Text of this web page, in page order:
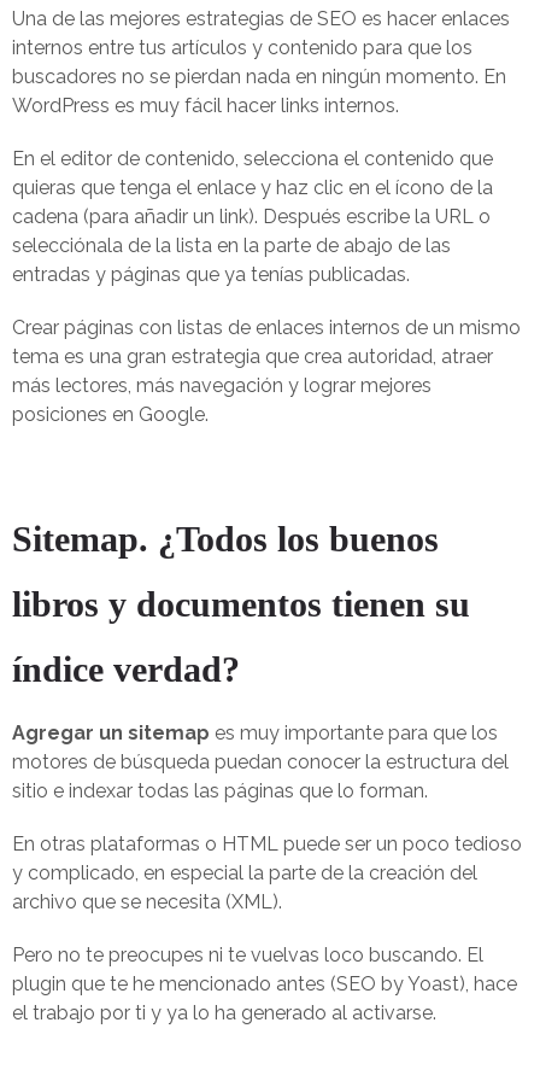
Una de las mejores estrategias de SEO es hacer enlaces
internos entre tus artículos y contenido para que los
buscadores no se pierdan nada en ningún momento. En
WordPress es muy fácil hacer links internos.
En el editor de contenido, selecciona el contenido que
quieras que tenga el enlace y haz clic en el ícono de la
cadena (para añadir un link). Después escribe la URL o
selecciónala de la lista en la parte de abajo de las
entradas y páginas que ya tenías publicadas.
Crear páginas con listas de enlaces internos de un mismo
tema es una gran estrategia que crea autoridad, atraer
más lectores, más navegación y lograr mejores
posiciones en Google.
Sitemap. ¿Todos los buenos
libros y documentos tienen su
índice verdad?
Agregar un sitemap es muy importante para que los
motores de búsqueda puedan conocer la estructura del
sitio e indexar todas las páginas que lo forman.
En otras plataformas o HTML puede ser un poco tedioso
y complicado, en especial la parte de la creación del
archivo que se necesita (XML).
Pero no te preocupes ni te vuelvas loco buscando. El
plugin que te he mencionado antes (SEO by Yoast), hace
el trabajo por ti y ya lo ha generado al activarse.